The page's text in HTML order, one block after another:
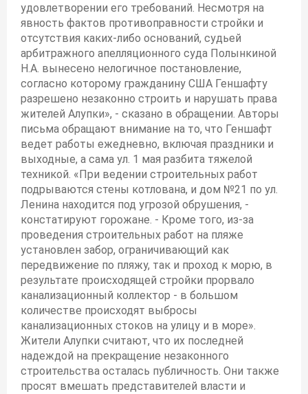
удовлетворении его требований. Несмотря на
явность фактов противоправности стройки и
отсутствия каких-либо оснований, судьей
арбитражного апелляционного суда Полынкиной
Н.А. вынесено нелогичное постановление,
согласно которому гражданину США Геншафту
разрешено незаконно строить и нарушать права
жителей Алупки», - сказано в обращении. Авторы
письма обращают внимание на то, что Геншафт
ведет работы ежедневно, включая праздники и
выходные, а сама ул. 1 мая разбита тяжелой
техникой. «При ведении строительных работ
подрываются стены котлована, и дом №21 по ул.
Ленина находится под угрозой обрушения, -
констатируют горожане. - Кроме того, из-за
проведения строительных работ на пляже
установлен забор, ограничивающий как
передвижение по пляжу, так и проход к морю, в
результате происходящей стройки прорвало
канализационный коллектор - в большом
количестве происходят выбросы
канализационных стоков на улицу и в море».
Жители Алупки считают, что их последней
надеждой на прекращение незаконного
строительства осталась публичность. Они также
просят вмешать представителей власти и